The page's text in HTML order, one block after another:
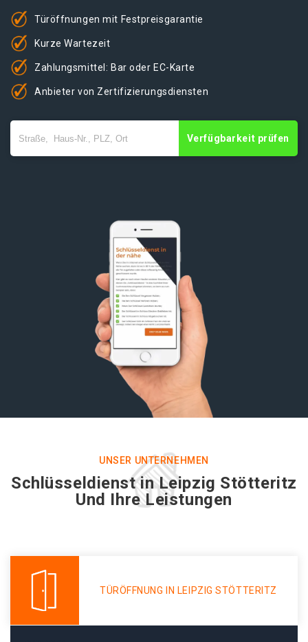
Türöffnungen mit Festpreisgarantie
Kurze Wartezeit
Zahlungsmittel: Bar oder EC-Karte
Anbieter von Zertifizierungsdiensten
Verfügbarkeit prüfen
UNSER UNTERNEHMEN
Schlüsseldienst in Leipzig Stötteritz
Und Ihre Leistungen
TÜRÖFFNUNG IN LEIPZIG STÖTTERITZ